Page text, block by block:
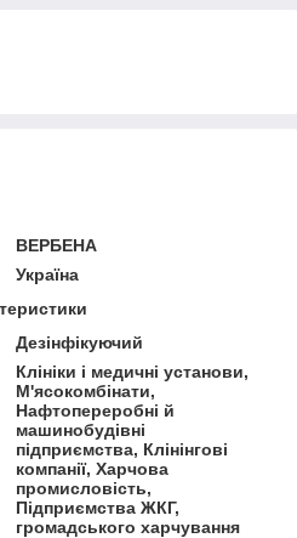
ВЕРБЕНА
Україна
Дезінфікуючий
Клініки і медичні установи,
М'ясокомбінати,
Нафтопереробні й
машинобудівні
підприємства, Клінінгові
компанії, Харчова
промисловість,
Підприємства ЖКГ,
громадського харчування